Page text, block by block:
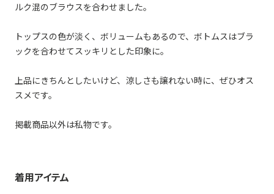
ルク混のブラウスを合わせました。
トップスの色が淡く、ボリュームもあるので、ボトムスはブラ
ックを合わせてスッキリとした印象に。
上品にきちんとしたいけど、涼しさも譲れない時に、ぜひオス
スメです。
掲載商品以外は私物です。
着用アイテム